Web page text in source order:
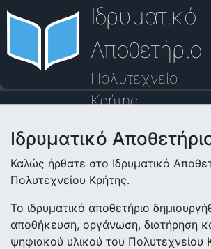
Ιδρυματικό
Αποθετήριο
Πολυτεχνείο
Κρήτης
Κοινότητες & Συλλογές
Πλοήγηση στο Αποθετήριο
Στατιστικά
Επικοινωνία
Οδηγός Βοήθειας
Ιδρυματικό
Καλώς ήρθατε στο Ιδρυματικό
Πολυτεχνείου Κρήτης.
Το ιδρυματικό αποθετήριο
αποθήκευση, οργάνωση, διατήρηση
ψηφιακού υλικού του Πολυτεχνείου